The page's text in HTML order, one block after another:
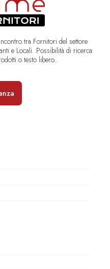
tra Fornitori del settore
e Locali. Possibilità di ricerca
o testo libero..